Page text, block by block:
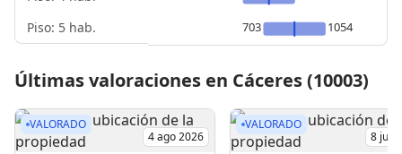
Piso: 5 hab.
703
1054
Últimas valoraciones en Cáceres (10003)
VALORADO
4 ago 2026
VALORADO
8 jul